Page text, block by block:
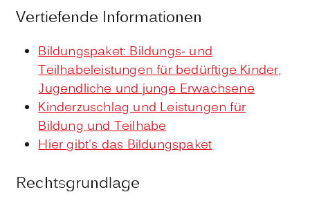
Vertiefende Informationen
Bildungspaket: Bildungs- und
Teilhabeleistungen für bedürftige Kinder,
Jugendliche und junge Erwachsene
Kinderzuschlag und Leistungen für
Bildung und Teilhabe
Hier gibt's das Bildungspaket
Rechtsgrundlage